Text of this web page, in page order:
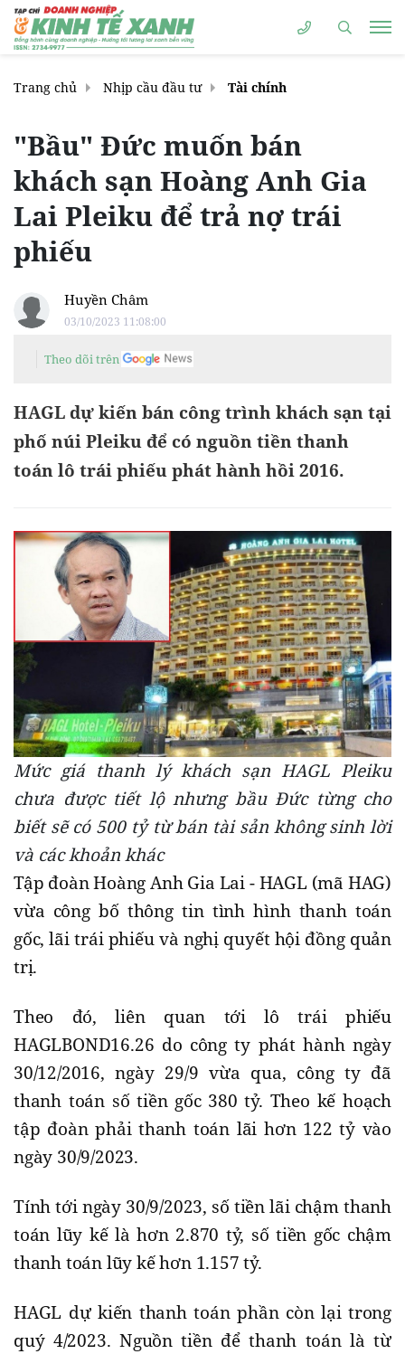
Trang chủ Nhịp cầu đầu tư Tài chính
"Bầu" Đức muốn bán
khách sạn Hoàng Anh Gia
Lai Pleiku để trả nợ trái
phiếu
Huyền Châm
03/10/2023 11:08:00
Theo dõi trên
HAGL dự kiến bán công trình khách sạn tại
phố núi Pleiku để có nguồn tiền thanh
toán lô trái phiếu phát hành hồi 2016.
Mức giá thanh lý khách sạn HAGL Pleiku
chưa được tiết lộ nhưng bầu Đức từng cho
biết sẽ có 500 tỷ từ bán tài sản không sinh lời
và các khoản khác
Tập đoàn Hoàng Anh Gia Lai - HAGL (mã HAG)
vừa công bố thông tin tình hình thanh toán
gốc, lãi trái phiếu và nghị quyết hội đồng quản
trị.
Theo đó, liên quan tới lô trái phiếu
HAGLBOND16.26 do công ty phát hành ngày
30/12/2016, ngày 29/9 vừa qua, công ty đã
thanh toán số tiền gốc 380 tỷ. Theo kế hoạch
tập đoàn phải thanh toán lãi hơn 122 tỷ vào
ngày 30/9/2023.
Tính tới ngày 30/9/2023, số tiền lãi chậm thanh
toán lũy kế là hơn 2.870 tỷ, số tiền gốc chậm
thanh toán lũy kế hơn 1.157 tỷ.
HAGL dự kiến thanh toán phần còn lại trong
quý 4/2023. Nguồn tiền để thanh toán là từ